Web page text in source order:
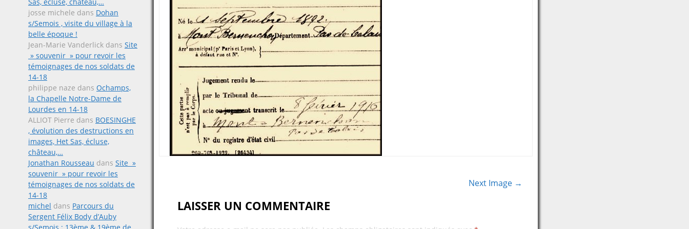
josse michele dans Dohan
s/Semois , visite du village à la
belle époque !
Jean-Marie Vanderlick dans Site
» souvenir » pour revoir les
témoignages de nos soldats de
14-18
philippe naze dans Ochamps,
la Chapelle Notre-Dame de
Lourdes en 14-18
ALLIOT Pierre dans BOESINGHE
, évolution des destructions en
images, Het Sas, écluse,
château,…
Jonathan Rousseau dans Site »
souvenir » pour revoir les
témoignages de nos soldats de
14-18
michel dans Parcours du
Sergent Félix Body d’Auby
Next Image →
LAISSER UN COMMENTAIRE